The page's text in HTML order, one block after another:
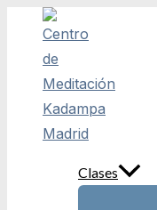
contenido
Clases